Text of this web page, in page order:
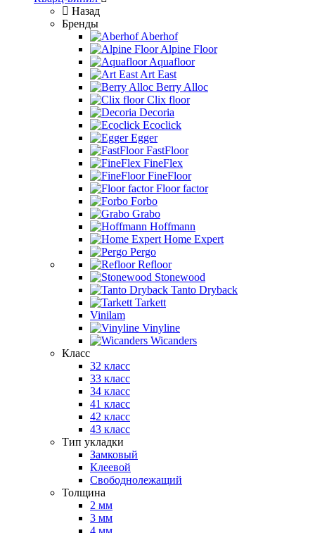
Назад
Бренды
Aberhof
Alpine Floor
Aquafloor
Art East
Berry Alloc
Clix floor
Decoria
Ecoclick
Egger
FastFloor
FineFlex
FineFloor
Floor factor
Forbo
Grabo
Hoffmann
Home Expert
Pergo
Refloor
Stonewood
Tanto Dryback
Tarkett
Vinilam
Vinyline
Wicanders
Класс
32 класс
33 класс
34 класс
41 класс
42 класс
43 класс
Тип укладки
Замковый
Клеевой
Свободнолежащий
Толщина
2 мм
3 мм
4 мм